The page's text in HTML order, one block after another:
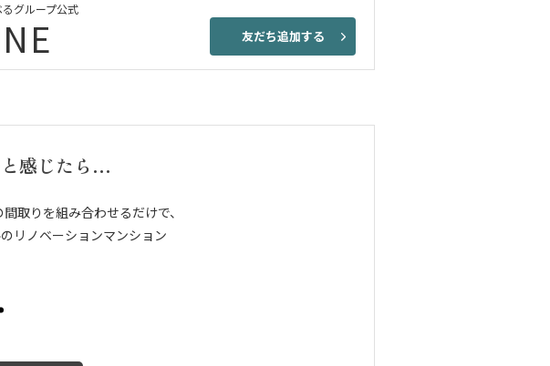
るグループ公式
友だち追加する
感じたら…
取りを組み合わせるだけで、
リノベーションマンション